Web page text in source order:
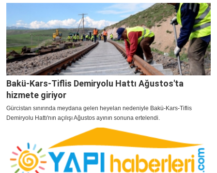
Bakü-Kars-Tiflis Demiryolu Hattı Ağustos'ta
hizmete giriyor
Gürcistan sınırında meydana gelen heyelan nedeniyle Bakü-Kars-Tiflis
Demiryolu Hattı'nın açılışı Ağustos ayının sonuna ertelendi.